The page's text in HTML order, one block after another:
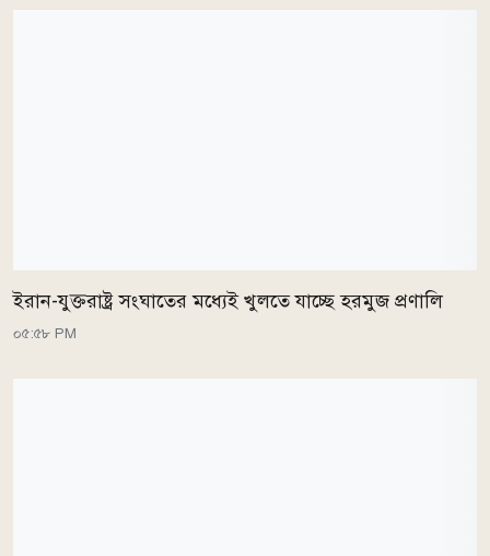
ইরান-যুক্তরাষ্ট্র সংঘাতের মধ্যেই খুলতে যাচ্ছে হরমুজ প্রণালি
০৫:৫৮ PM